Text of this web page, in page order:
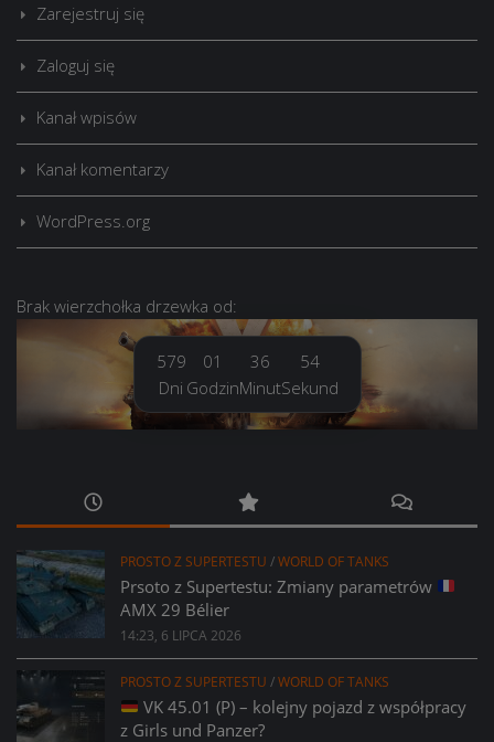
Zarejestruj się
Zaloguj się
Kanał wpisów
Kanał komentarzy
WordPress.org
Brak wierzchołka drzewka od:
579
Dni
01
Godzin
36
Minut
55
Sekund
PROSTO Z SUPERTESTU /WORLD OF TANKS
Prsoto z Supertestu: Zmiany parametrów
AMX 29 Bélier
14:23, 6 LIPCA 2026
PROSTO Z SUPERTESTU /WORLD OF TANKS
VK 45.01 (P) – kolejny pojazd z współpracy
z Girls und Panzer?